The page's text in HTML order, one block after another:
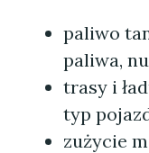
paliwo
paliwa,
trasy i
typ
zużycie